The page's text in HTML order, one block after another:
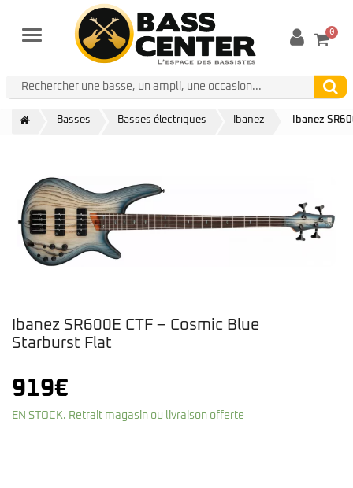
Menu 0
Basses Basses électriques Ibanez Ibanez
Ibanez SR600E CTF – Cosmic Blue
Starburst Flat
919€
EN STOCK. Retrait magasin ou livraison offerte